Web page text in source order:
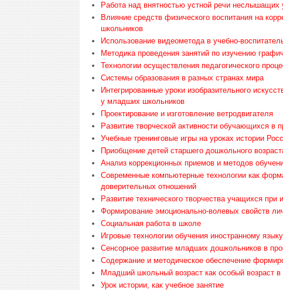
Работа над внятностью устной речи неслышащих
Влияние средств физического воспитания на
школьников
Использование видеометода в учебно-
Методика проведения занятий по изучению
Технологии осуществления педагогического
Системы образования в разных странах мира
Интегрированные уроки изобразительного
у младших школьников
Проектирование и изготовление ветродвигателя
Развитие творческой активности обучающихся в
Учебные тренинговые игры на уроках истории
Приобщение детей старшего дошкольного
Анализ коррекционных приемов и методов
Современные компьютерные технологии как
доверительных отношений
Развитие технического творчества учащихся
Формирование эмоционально-волевых свойств
Социальная работа в школе
Игровые технологии обучения иностранному
Сенсорное развитие младших дошкольников в
Содержание и методическое обеспечение
Младший школьный возраст как особый возраст в
Урок истории, как учебное занятие